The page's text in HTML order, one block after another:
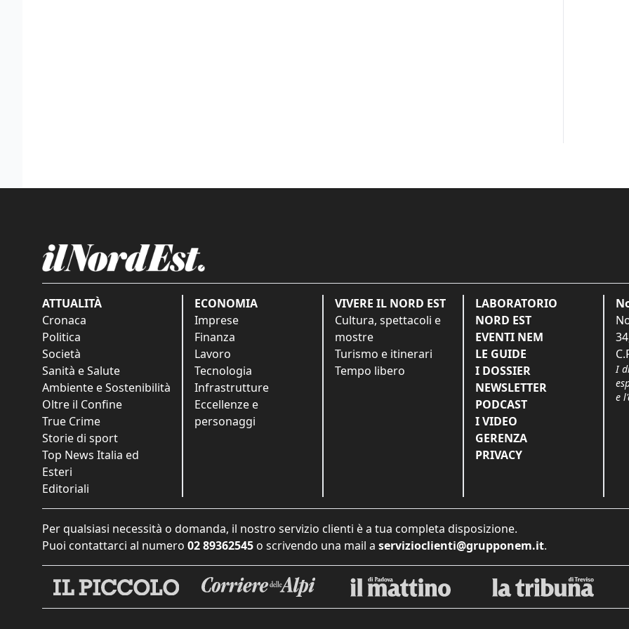
ATTUALITÀ
Cronaca
Politica
Società
Sanità e Salute
Ambiente e Sostenibilità
Oltre il Confine
True Crime
Storie di sport
Top News Italia ed
Esteri
Editoriali
ECONOMIA
Imprese
Finanza
Lavoro
Tecnologia
Infrastrutture
Eccellenze e
personaggi
VIVERE IL NORD EST
Cultura, spettacoli e
mostre
Turismo e itinerari
Tempo libero
LABORATORIO
NORD EST
EVENTI NEM
LE GUIDE
I DOSSIER
NEWSLETTER
PODCAST
I VIDEO
GERENZA
PRIVACY
I
e
Per qualsiasi necessità o domanda, il nostro servizio clienti è a tua completa disposizione.
Puoi contattarci al numero 02 89362545 o scrivendo una mail a servizioclienti@grupponem.it.